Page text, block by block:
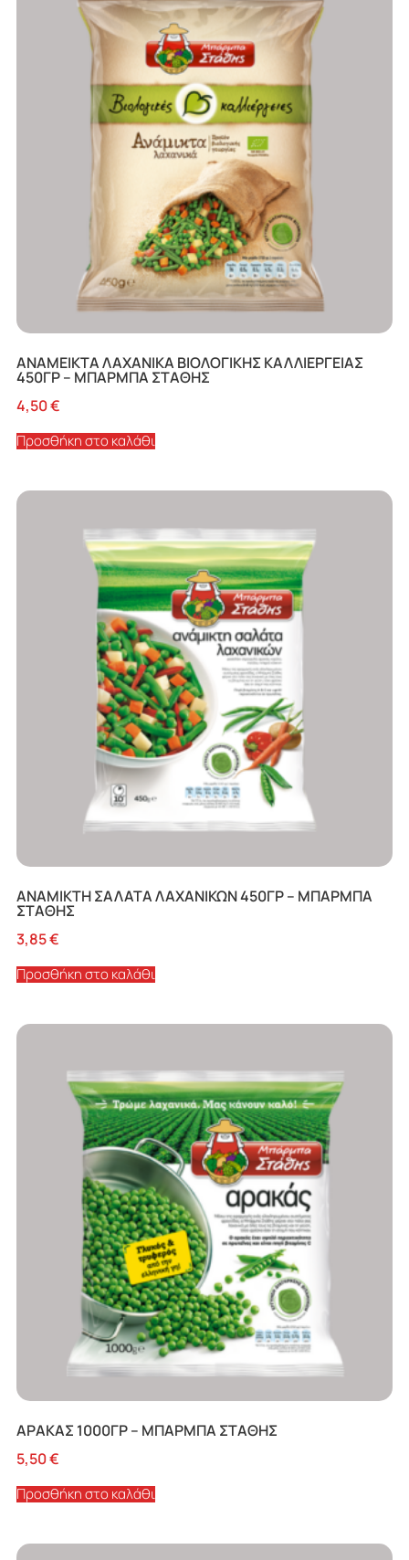
ΑΝΑΜΕΙΚΤΑ ΛΑΧΑΝΙΚΑ ΒΙΟΛΟΓΙΚΗΣ ΚΑΛΛΙΕΡΓΕΙΑΣ
450ΓΡ – ΜΠΑΡΜΠΑ ΣΤΑΘΗΣ
4,50€
Προσθήκη στο καλάθι
ΑΝΑΜΙΚΤΗ ΣΑΛΑΤΑ ΛΑΧΑΝΙΚΩΝ 450ΓΡ – ΜΠΑΡΜΠΑ
ΣΤΑΘΗΣ
3,85€
Προσθήκη στο καλάθι
ΑΡΑΚΑΣ 1000ΓΡ – ΜΠΑΡΜΠΑ ΣΤΑΘΗΣ
5,50€
Προσθήκη στο καλάθι